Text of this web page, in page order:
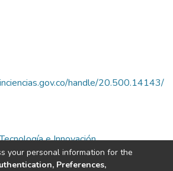
handle/20.500.14143/
e Innovación
your personal information for the
Preferences,